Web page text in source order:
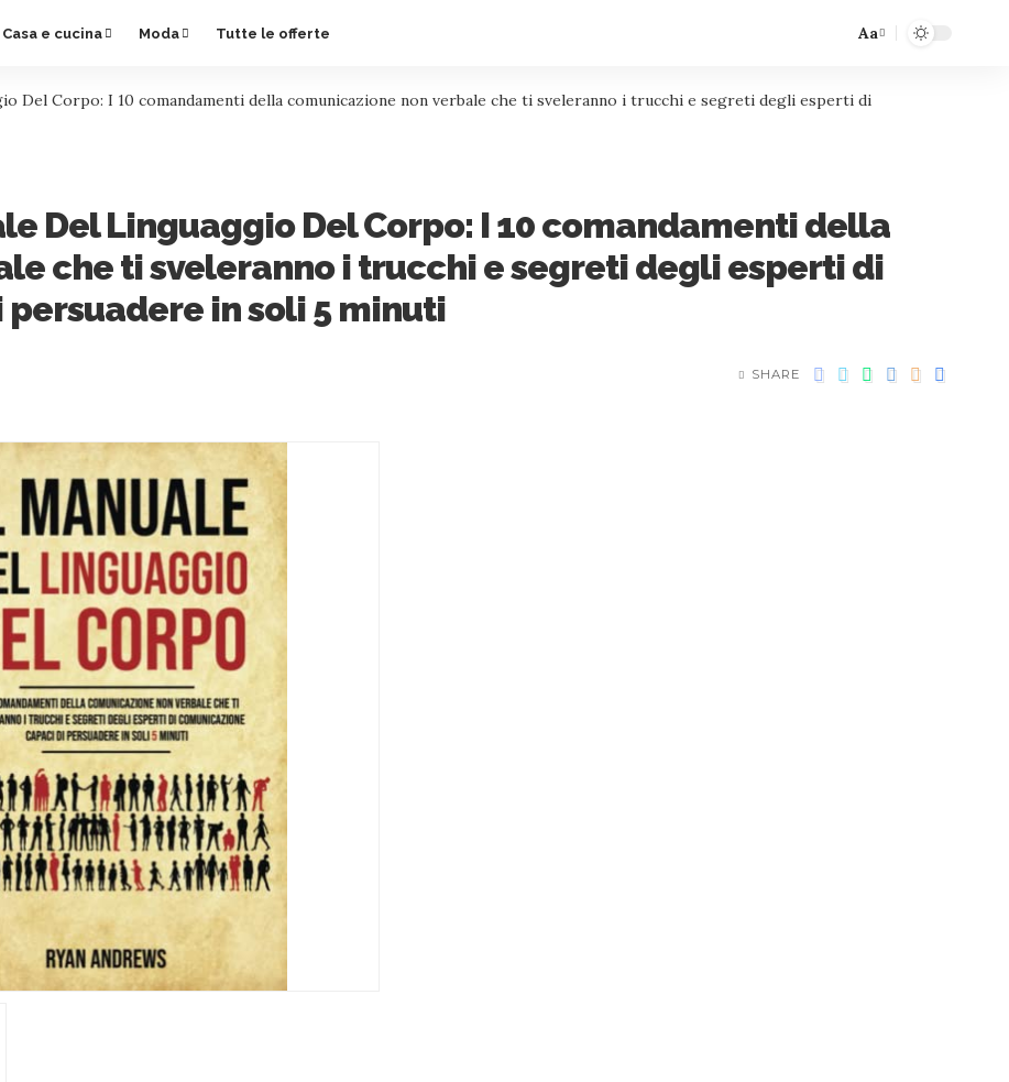
Casa e cucina Moda Tutte le offerte Aa
Del Corpo: I 10 comandamenti della comunicazione non verbale che ti sveleranno i trucchi e segreti degli esperti di
Del Linguaggio Del Corpo: I 10 comandamenti della
che ti sveleranno i trucchi e segreti degli esperti di
in soli 5 minuti
SHARE